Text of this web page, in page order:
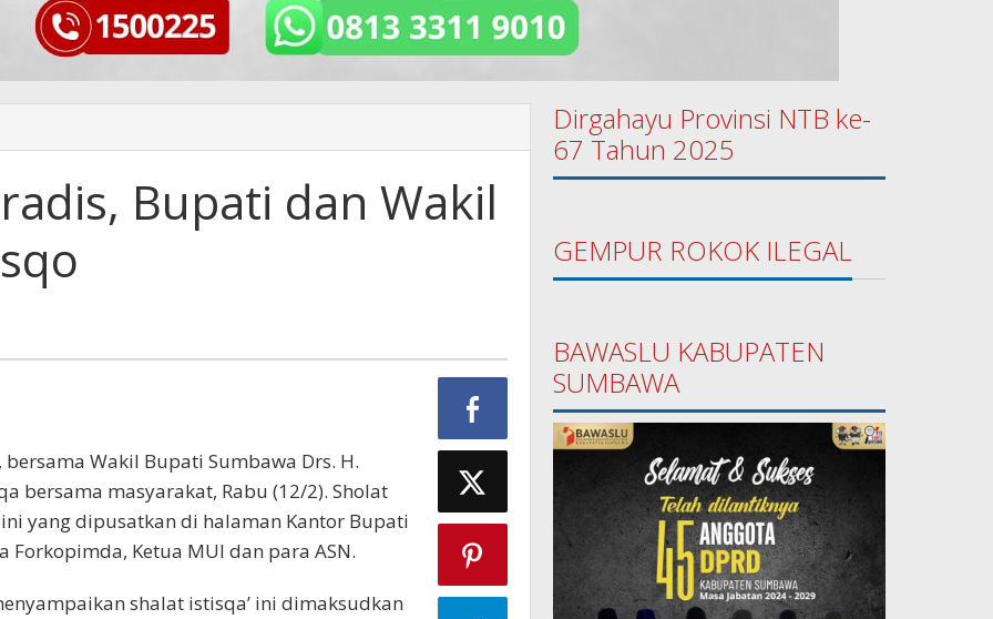
Bupati dan Wakil
Wakil Bupati Sumbawa Drs. H.
bersama masyarakat, Rabu (12/2). Sholat
yang dipusatkan di halaman Kantor Bupati
Ketua MUI dan para ASN.
shalat istisqa’ ini dimaksudkan
Dirgahayu Provinsi NTB ke-
67 Tahun 2025
GEMPUR ROKOK ILEGAL
BAWASLU KABUPATEN
SUMBAWA